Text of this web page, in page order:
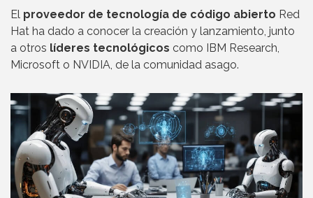
El proveedor de tecnología de código abierto Red
Hat ha dado a conocer la creación y lanzamiento, junto
a otros líderes tecnológicos como IBM Research,
Microsoft o NVIDIA, de la comunidad asago.